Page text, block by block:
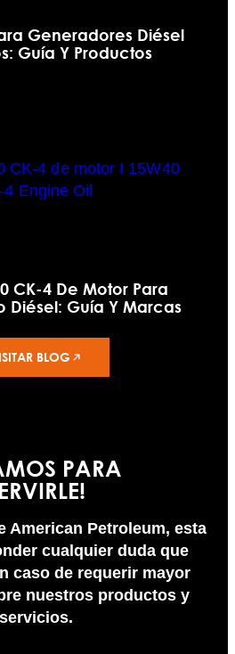
Generadores Diésel
Guía Y Productos
CK-4 De Motor Para
Diésel: Guía Y Marcas
BLOG
PARA
American Petroleum, esta
cualquier duda que
caso de requerir mayor
nuestros productos y
servicios.